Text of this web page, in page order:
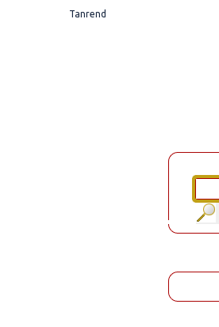
Tanrend